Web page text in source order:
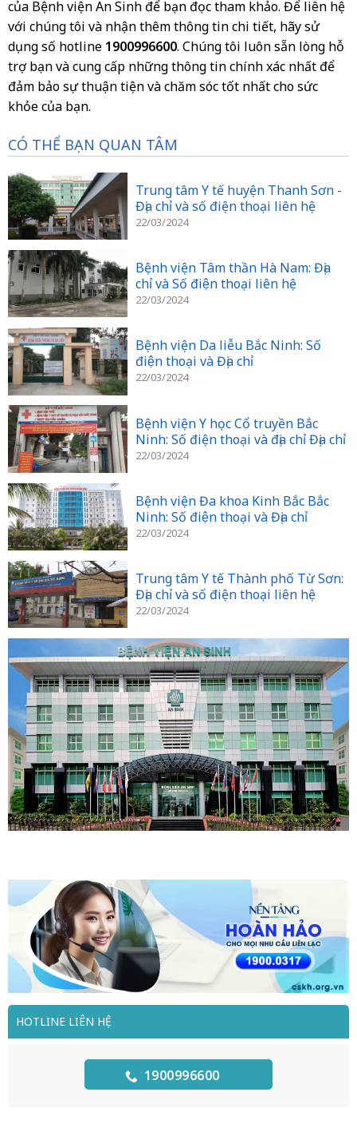
HOTLINE LIÊN HỆ
1900996600
của Bệnh viện An Sinh để bạn đọc tham khảo. Để liên hệ
với chúng tôi và nhận thêm thông tin chi tiết, hãy sử
dụng số hotline 1900996600. Chúng tôi luôn sẵn lòng hỗ
trợ bạn và cung cấp những thông tin chính xác nhất để
đảm bảo sự thuận tiện và chăm sóc tốt nhất cho sức
khỏe của bạn.
CÓ THỂ BẠN QUAN TÂM
Trung tâm Y tế huyện Thanh Sơn -
Địa chỉ và số điện thoại liên hệ
22/03/2024
Bệnh viện Tâm thần Hà Nam: Địa
chỉ và Số điện thoại liên hệ
22/03/2024
Bệnh viện Da liễu Bắc Ninh: Số
điện thoại và Địa chỉ
22/03/2024
Bệnh viện Y học Cổ truyền Bắc
Ninh: Số điện thoại và địa chỉ Địa chỉ
22/03/2024
Bệnh viện Đa khoa Kinh Bắc Bắc
Ninh: Số điện thoại và Địa chỉ
22/03/2024
Trung tâm Y tế Thành phố Từ Sơn:
Địa chỉ và số điện thoại liên hệ
22/03/2024